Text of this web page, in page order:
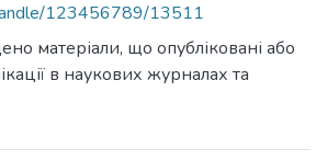
123456789/13511
матеріали, що опубліковані або
в наукових журналах та